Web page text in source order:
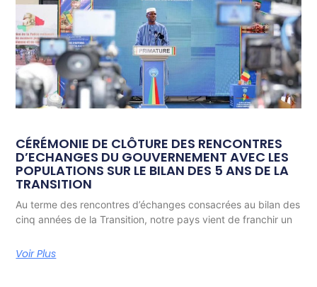
CÉRÉMONIE DE CLÔTURE DES RENCONTRES
D’ECHANGES DU GOUVERNEMENT AVEC LES
POPULATIONS SUR LE BILAN DES 5 ANS DE LA
TRANSITION
Au terme des rencontres d’échanges consacrées au bilan des
cinq années de la Transition, notre pays vient de franchir un
Voir Plus